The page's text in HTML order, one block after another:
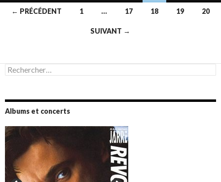
Navigation
← PRÉCÉDENT 1 … 17 18 19 20
SUIVANT →
Rechercher :
Albums et concerts